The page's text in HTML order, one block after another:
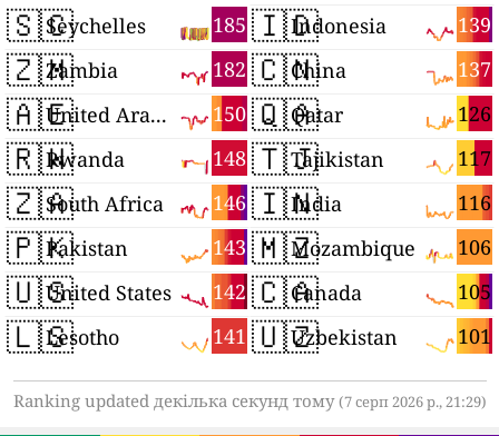
🇸🇨 185
Seychelles
🇿🇲 182
Zambia
🇦🇪 150
United Arab Emirates
🇷🇼 148
Rwanda
🇿🇦 146
South Africa
🇵🇰 143
Pakistan
🇺🇸 142
United States
🇱🇸 141
Lesotho
🇮🇩 139
Indonesia
🇨🇳 137
China
🇶🇦 126
Qatar
🇹🇯 117
Tajikistan
🇮🇳 116
India
🇲🇿 106
Mozambique
🇨🇦 105
Canada
🇺🇿 101
Uzbekistan
Ranking updated декілька секунд тому(7 серп 2026 р., 21:29)